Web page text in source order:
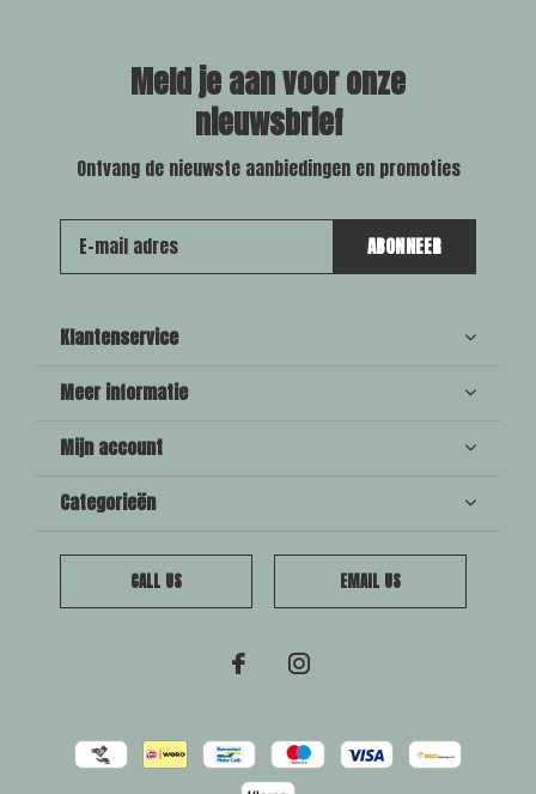
Meld je aan voor onze
nieuwsbrief
Ontvang de nieuwste aanbiedingen en promoties
ABONNEER
Klantenservice
Meer informatie
Mijn account
Categorieën
CALL US EMAIL US